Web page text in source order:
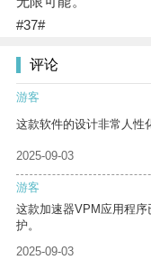
#37#
评论
游客
这款软件的设计非常人性
2025-09-03
游客
这款加速器VPM应用程
护。
2025-09-03